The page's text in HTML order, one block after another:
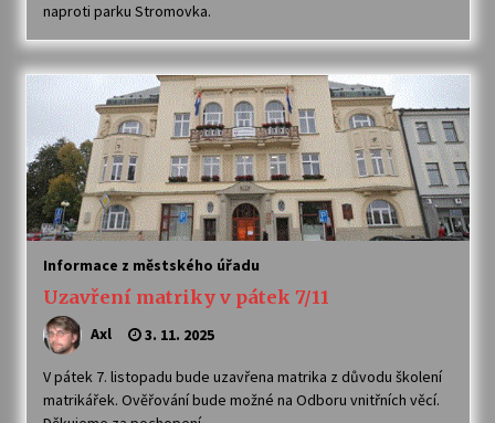
Votavžatský ploty
23. 7. 2026
Letní koncerty ve Stromovce: Rufus Miller
22. 7. 2026
Vysočinka
17. 7. 2026
Ozvěny prázdnin
naproti parku Stromovka.
Informace z městského úřadu
Uzavření matriky v pátek 7/11
Axl 3. 11. 2025
V pátek 7. listopadu bude uzavřena matrika z důvodu školení
matrikářek. Ověřování bude možné na Odboru vnitřních věcí.